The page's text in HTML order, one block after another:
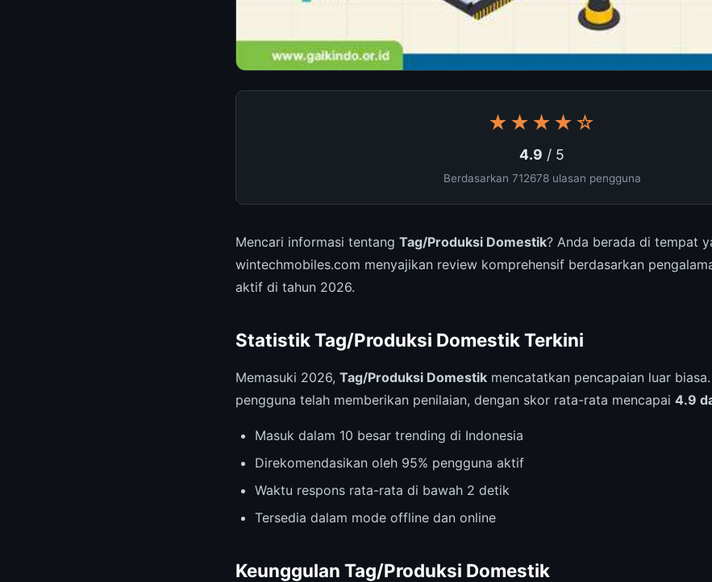
★★★★☆
4.9 / 5
Berdasarkan 712678 ulasan pengguna
Mencari informasi tentang Tag/Produksi Domestik? Anda berada di tempat
wintechmobiles.com menyajikan review komprehensif berdasarkan
aktif di tahun 2026.
Statistik Tag/Produksi Domestik Terkini
Memasuki 2026, Tag/Produksi Domestik mencatatkan pencapaian luar
pengguna telah memberikan penilaian, dengan skor rata-rata mencapai 4.9
Masuk dalam 10 besar trending di Indonesia
Direkomendasikan oleh 95% pengguna aktif
Waktu respons rata-rata di bawah 2 detik
Tersedia dalam mode offline dan online
Keunggulan Tag/Produksi Domestik